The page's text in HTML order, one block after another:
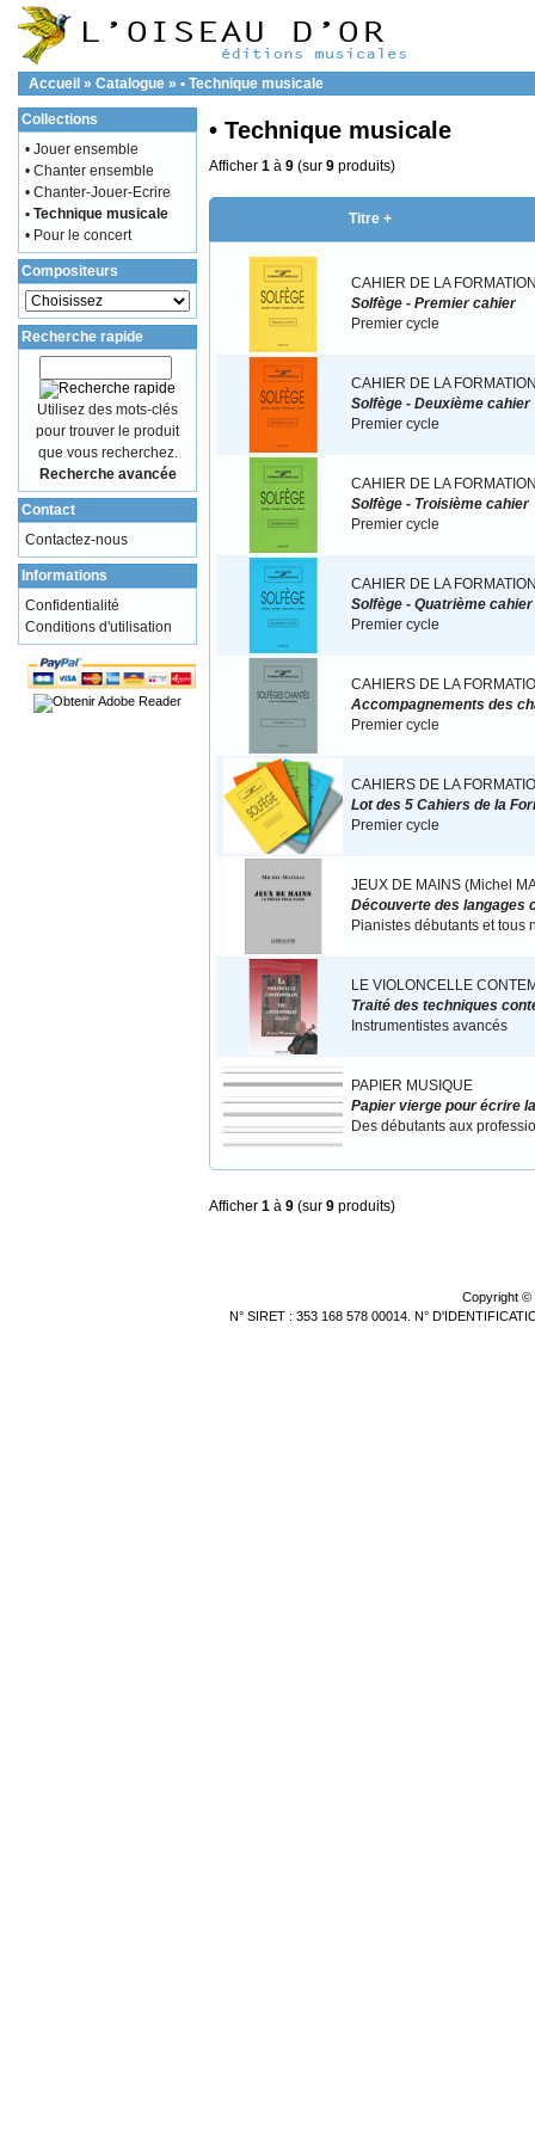
Accueil » Catalogue » • Technique musicale
• Technique musicale
Afficher 1 à 9 (sur 9 produits)
Titre +
CAHIER DE LA
Solfège - Premier cahier
Premier cycle
CAHIER DE LA
Solfège - Deuxième cahier
Premier cycle
CAHIER DE LA
Solfège - Troisième cahier
Premier cycle
CAHIER DE LA
Solfège - Quatrième cahier
Premier cycle
CAHIERS DE LA
Accompagnements des
Premier cycle
CAHIERS DE LA
Lot des 5 Cahiers de la
Premier cycle
JEUX DE MAINS (Michel
Découverte des langages
Pianistes débutants et tous
LE VIOLONCELLE
Traité des techniques
Instrumentistes avancés
PAPIER MUSIQUE
Papier vierge pour écrire
Des débutants aux
Afficher 1 à 9 (sur 9 produits)
Collections
• Jouer ensemble
• Chanter ensemble
• Chanter-Jouer-Ecrire
• Technique musicale
• Pour le concert
Compositeurs
Recherche rapide
Utilisez des mots-clés
pour trouver le produit
que vous recherchez.
Recherche avancée
Contact
Contactez-nous
Informations
Confidentialité
Conditions d'utilisation
Copyright ©
N° SIRET : 353 168 578 00014. N°